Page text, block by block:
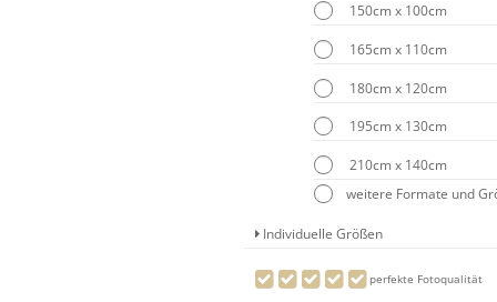
150cm x 100cm
165cm x 110cm
180cm x 120cm
195cm x 130cm
210cm x 140cm
weitere Formate und
Individuelle Größen
perfekte Fotoqualität